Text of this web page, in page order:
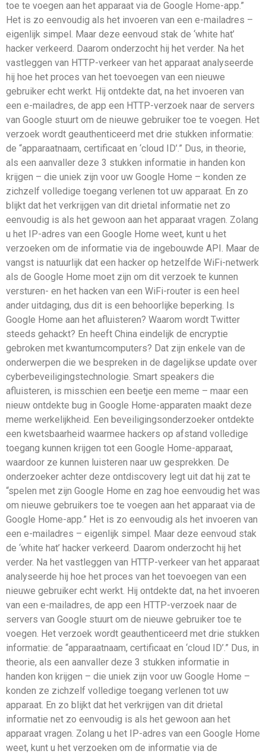
toe te voegen aan het apparaat via de Google Home-app.”
Het is zo eenvoudig als het invoeren van een e-mailadres –
eigenlijk simpel. Maar deze eenvoud stak de ‘white hat’
hacker verkeerd. Daarom onderzocht hij het verder. Na het
vastleggen van HTTP-verkeer van het apparaat analyseerde
hij hoe het proces van het toevoegen van een nieuwe
gebruiker echt werkt. Hij ontdekte dat, na het invoeren van
een e-mailadres, de app een HTTP-verzoek naar de servers
van Google stuurt om de nieuwe gebruiker toe te voegen. Het
verzoek wordt geauthenticeerd met drie stukken informatie:
de “apparaatnaam, certificaat en ‘cloud ID’.” Dus, in theorie,
als een aanvaller deze 3 stukken informatie in handen kon
krijgen – die uniek zijn voor uw Google Home – konden ze
zichzelf volledige toegang verlenen tot uw apparaat. En zo
blijkt dat het verkrijgen van dit drietal informatie net zo
eenvoudig is als het gewoon aan het apparaat vragen. Zolang
u het IP-adres van een Google Home weet, kunt u het
verzoeken om de informatie via de ingebouwde API. Maar de
vangst is natuurlijk dat een hacker op hetzelfde WiFi-netwerk
als de Google Home moet zijn om dit verzoek te kunnen
versturen- en het hacken van een WiFi-router is een heel
ander uitdaging, dus dit is een behoorlijke beperking. Is
Google Home aan het afluisteren? Waarom wordt Twitter
steeds gehackt? En heeft China eindelijk de encryptie
gebroken met kwantumcomputers? Dat zijn enkele van de
onderwerpen die we bespreken in de dagelijkse update over
cyberbeveiligingstechnologie. Smart speakers die
afluisteren, is misschien een beetje een meme – maar een
nieuw ontdekte bug in Google Home-apparaten maakt deze
meme werkelijkheid. Een beveiligingsonderzoeker ontdekte
een kwetsbaarheid waarmee hackers op afstand volledige
toegang kunnen krijgen tot een Google Home-apparaat,
waardoor ze kunnen luisteren naar uw gesprekken. De
onderzoeker achter deze ontdiscovery legt uit dat hij zat te
“spelen met zijn Google Home en zag hoe eenvoudig het was
om nieuwe gebruikers toe te voegen aan het apparaat via de
Google Home-app.” Het is zo eenvoudig als het invoeren van
een e-mailadres – eigenlijk simpel. Maar deze eenvoud stak
de ‘white hat’ hacker verkeerd. Daarom onderzocht hij het
verder. Na het vastleggen van HTTP-verkeer van het apparaat
analyseerde hij hoe het proces van het toevoegen van een
nieuwe gebruiker echt werkt. Hij ontdekte dat, na het invoeren
van een e-mailadres, de app een HTTP-verzoek naar de
servers van Google stuurt om de nieuwe gebruiker toe te
voegen. Het verzoek wordt geauthenticeerd met drie stukken
informatie: de “apparaatnaam, certificaat en ‘cloud ID’.” Dus, in
theorie, als een aanvaller deze 3 stukken informatie in
handen kon krijgen – die uniek zijn voor uw Google Home –
konden ze zichzelf volledige toegang verlenen tot uw
apparaat. En zo blijkt dat het verkrijgen van dit drietal
informatie net zo eenvoudig is als het gewoon aan het
apparaat vragen. Zolang u het IP-adres van een Google Home
weet, kunt u het verzoeken om de informatie via de